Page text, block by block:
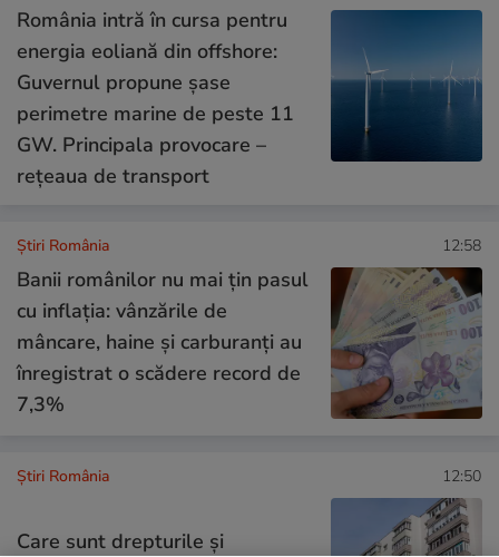
România intră în cursa pentru
energia eoliană din offshore:
Guvernul propune șase
perimetre marine de peste 11
GW. Principala provocare –
rețeaua de transport
Știri România 12:58
Banii românilor nu mai țin pasul
cu inflația: vânzările de
mâncare, haine și carburanți au
înregistrat o scădere record de
7,3%
Știri România 12:50
Care sunt drepturile şi